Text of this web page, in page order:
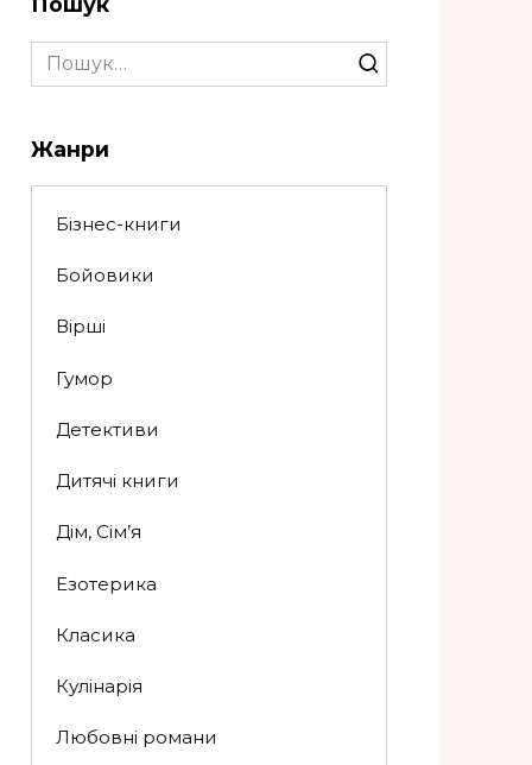
Search
for:
Жанри
Бізнес-книги
Бойовики
Вірші
Гумор
Детективи
Дитячі книги
Дім, Сім’я
Езотерика
Класика
Кулінарія
Любовні романи